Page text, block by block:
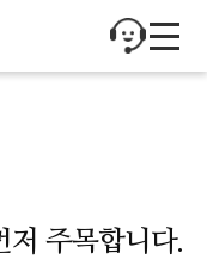
저 주목합니다.